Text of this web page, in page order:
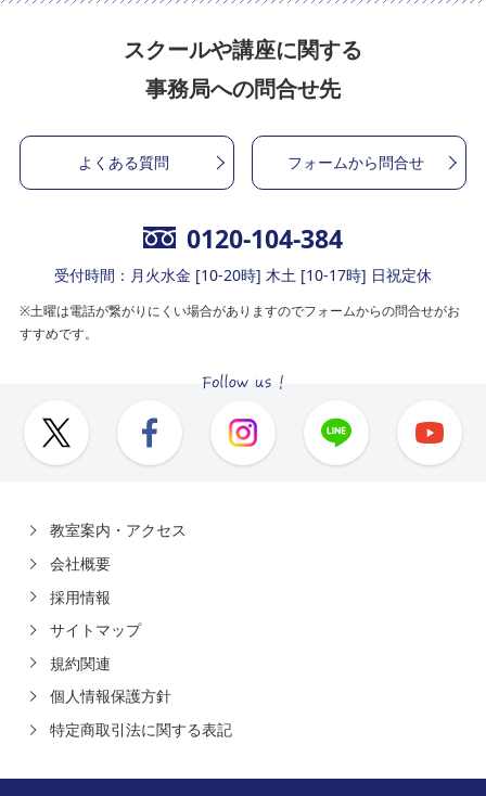
スクールや講座に関する
事務局への問合せ先
よくある質問 フォームから問合せ
0120-104-384
受付時間：月火水金 [10-20時] 木土 [10-17時] 日祝定休
※土曜は電話が繋がりにくい場合がありますのでフォームからの問合せがお
すすめです。
教室案内・アクセス
会社概要
採用情報
サイトマップ
規約関連
個人情報保護方針
特定商取引法に関する表記